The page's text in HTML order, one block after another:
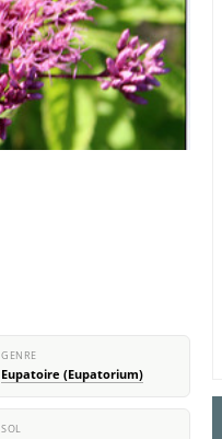
GENRE
Eupatoire (Eupatorium)
SOL